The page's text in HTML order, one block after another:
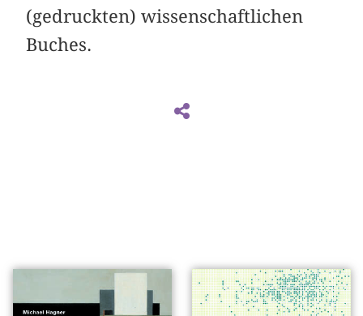
(gedruckten) wissenschaftlichen
Buches.